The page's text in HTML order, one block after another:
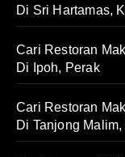
Di Sri Hartamas,
Cari Restoran
Di Ipoh, Perak
Cari Restoran
Di Tanjong